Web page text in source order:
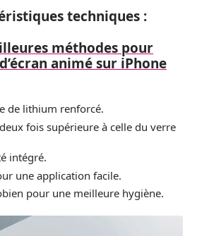
techniques :
méthodes pour
animé sur iPhone
de lithium renforcé.
fois supérieure à celle du verre
intégré.
une application facile.
pour une meilleure hygiène.